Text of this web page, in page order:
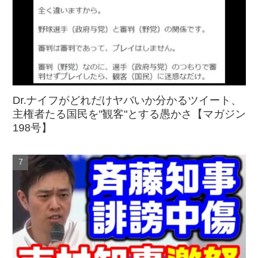
Dr.ナイフがどれだけヤバいか分かるツイート、
主権者たる国民を"観客"とする愚かさ【マガジン
198号】